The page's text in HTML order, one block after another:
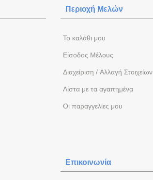
Περιοχή Mελών
To καλάθι μου
Eίσοδος Μέλους
Διαχείριση / Aλλαγή Στοιχείων
Λίστα με τα αγαπημένα
Oι παραγγελίες μου
Επικοινωνία